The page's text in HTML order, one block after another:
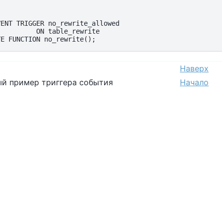
TRIGGER no_rewrite_allowed
ON table_rewrite
Наверх
пример триггера события
Начало